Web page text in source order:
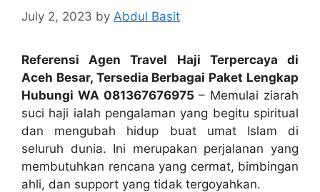
July 2, 2023 by Abdul Basit
Referensi Agen Travel Haji Terpercaya di
Aceh Besar, Tersedia Berbagai Paket Lengkap
Hubungi WA 081367676975 – Memulai ziarah
suci haji ialah pengalaman yang begitu spiritual
dan mengubah hidup buat umat Islam di
seluruh dunia. Ini merupakan perjalanan yang
membutuhkan rencana yang cermat, bimbingan
ahli, dan support yang tidak tergoyahkan.